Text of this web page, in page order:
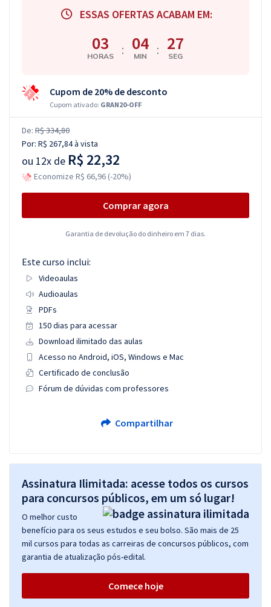
ESSAS OFERTAS ACABAM EM:
03
HORAS : 04
MIN : 27
SEG
Cupom de 20% de desconto
Cupom ativado: GRAN20-OFF
De: R$ 334,80
Por: R$ 267,84à vista
ou 12x de R$ 22,32
Economize R$ 66,96 (-20%)
Comprar agora
Garantia de devolução do dinheiro em 7 dias.
Este curso inclui:
Videoaulas
Audioaulas
PDFs
150 dias para acessar
Download ilimitado das aulas
Acesso no Android, iOS, Windows e Mac
Certificado de conclusão
Fórum de dúvidas com professores
Compartilhar
Assinatura Ilimitada: acesse todos os cursos
para concursos públicos, em um só lugar!
O melhor custo
benefício para os seus estudos e seu bolso. São mais de 25
mil cursos para todas as carreiras de concursos públicos, com
garantia de atualização pós-edital.
Comece hoje